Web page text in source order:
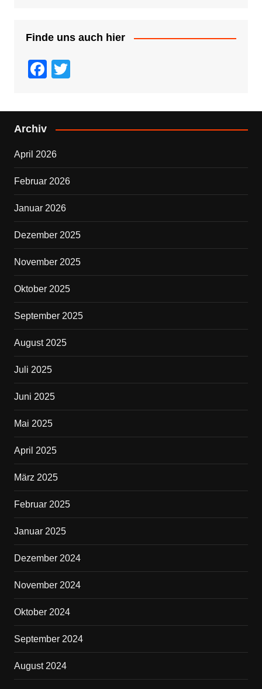
Finde uns auch hier
F
c
e
o
o
k
tt
er
Archiv
April 2026
Februar 2026
Januar 2026
Dezember 2025
November 2025
Oktober 2025
September 2025
August 2025
Juli 2025
Juni 2025
Mai 2025
April 2025
März 2025
Februar 2025
Januar 2025
Dezember 2024
November 2024
Oktober 2024
September 2024
August 2024